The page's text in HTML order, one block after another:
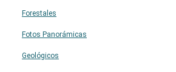
Forestales
Fotos Panorámicas
Geológicos